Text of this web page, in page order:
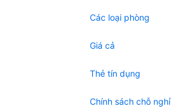
Các loại phòng
Giá cả
Thẻ tín dụng
Chính sách chỗ nghỉ